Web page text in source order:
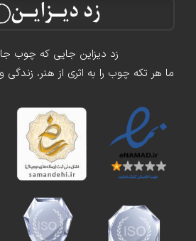
زد دیزاین جایی که چوب
ما هر تکه چوب را به اثری از هنر،